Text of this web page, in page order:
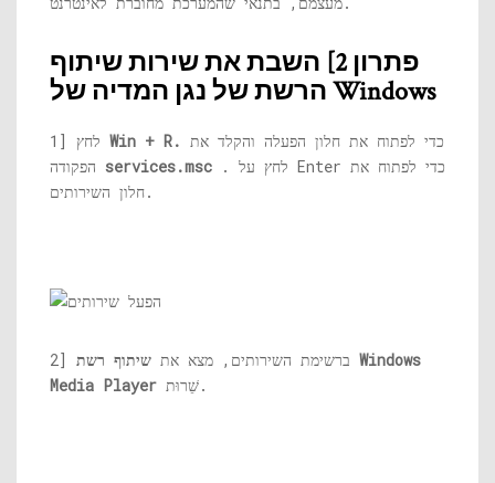
פתרון 2] השבת את שירות שיתוף
הרשת של נגן המדיה של Windows
Win + R.
services.msc . לחץ על Enter כדי לפתוח את
חלון השירותים.
2] ברשימת השירותים, מצא את שיתוף רשת Windows
Media Player
שֵׁרוּת.